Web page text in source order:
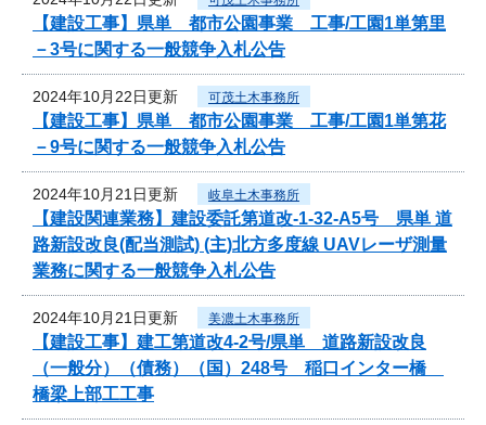
【建設工事】県単 都市公園事業 工事/工園1単第里
－3号に関する一般競争入札公告
2024年10月22日更新 可茂土木事務所
【建設工事】県単 都市公園事業 工事/工園1単第花
－9号に関する一般競争入札公告
2024年10月21日更新 岐阜土木事務所
【建設関連業務】建設委託第道改-1-32-A5号 県単 道
路新設改良(配当測試) (主)北方多度線 UAVレーザ測量
業務に関する一般競争入札公告
2024年10月21日更新 美濃土木事務所
【建設工事】建工第道改4-2号/県単 道路新設改良
（一般分）（債務）（国）248号 稲口インター橋
橋梁上部工工事